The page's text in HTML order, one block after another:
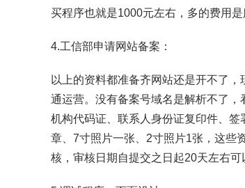
买程序也就是1000元左右，多的费用
4.工信部申请网站备案：
以上的资料都准备齐网站还是开不了
通运营。没有备案号域名是解析不了，
机构代码证、联系人身份证复印件、
章、7寸照片一张、2寸照片1张，这些
核，审核日期自提交之日起20天左右可